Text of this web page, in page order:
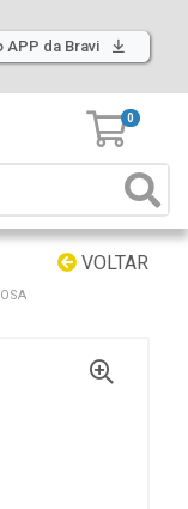
APP da Bravi
0
VOLTAR